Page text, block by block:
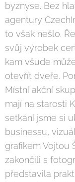
byznyse. Bez
agentury
to však nešlo.
svůj výrobek
kam všude
otevřít dveře.
Místní akční
mají na starosti
setkání jsme si
businessu,
grafikem Vojtou
zakončili s
představila